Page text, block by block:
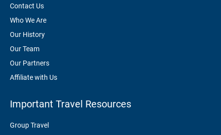
Contact Us
Who We Are
Our History
Our Team
Our Partners
Affiliate with Us
Important Travel Resources
Group Travel